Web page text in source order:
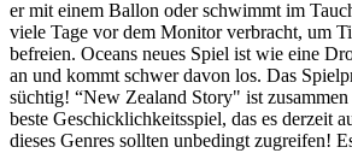
er mit einem Ballon oder schwimmt im
viele Tage vor dem Monitor verbracht, um
befreien. Oceans neues Spiel ist wie eine
an und kommt schwer davon los. Das
süchtig! “New Zealand Story" ist
beste Geschicklichkeitsspiel, das es derzeit
dieses Genres sollten unbedingt zugreifen!